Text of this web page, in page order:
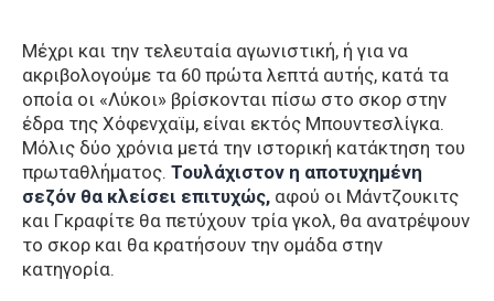
Μέχρι και την τελευταία αγωνιστική, ή για να
ακριβολογούμε τα 60 πρώτα λεπτά αυτής, κατά τα
οποία οι «Λύκοι» βρίσκονται πίσω στο σκορ στην
έδρα της Χόφενχαϊμ, είναι εκτός Μπουντεσλίγκα.
Μόλις δύο χρόνια μετά την ιστορική κατάκτηση του
πρωταθλήματος. Τουλάχιστον η αποτυχημένη
σεζόν θα κλείσει επιτυχώς, αφού οι Μάντζουκιτς
και Γκραφίτε θα πετύχουν τρία γκολ, θα ανατρέψουν
το σκορ και θα κρατήσουν την ομάδα στην
κατηγορία.